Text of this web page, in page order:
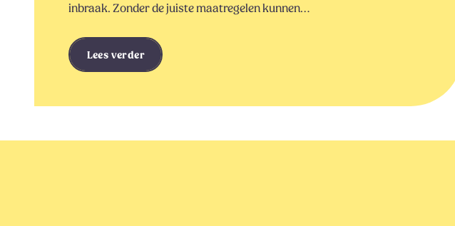
inbraak. Zonder de juiste maatregelen kunnen…
Lees verder